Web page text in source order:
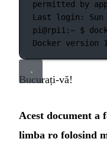
permitted
by
Last
login: Sun
pi@rpi1:~ $
Docker version
Bucurați-vă!
Acest document a
limba ro folosind